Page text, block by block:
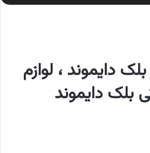
دایموند ، لوازم
بلک دایموند